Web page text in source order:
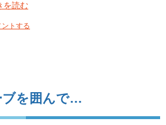
を読む
ントする
ブを囲んで…